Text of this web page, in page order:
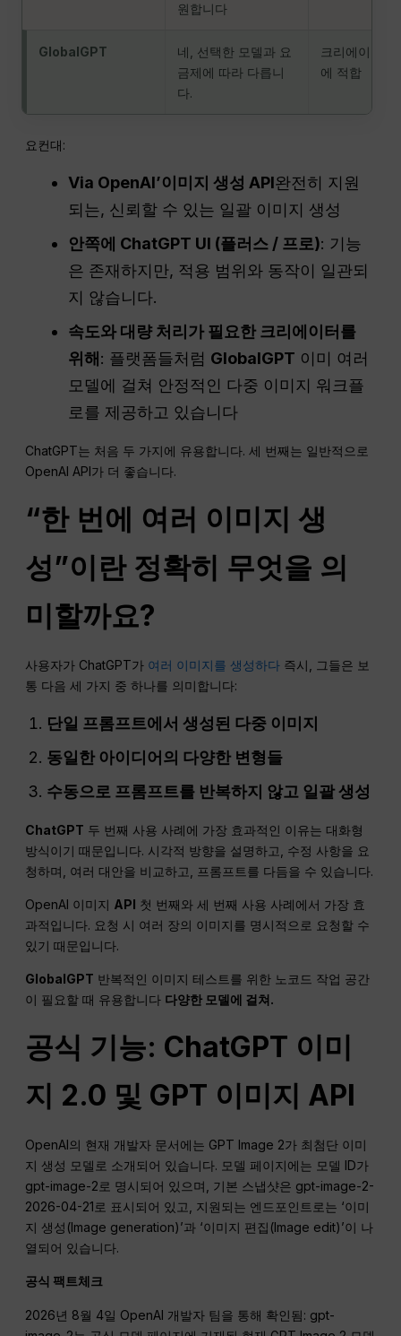
원합니다
GlobalGPT
네, 선택한 모델과 요
금제에 따라 다릅니
다.
크리에이터
에 적합
요컨대:
Via OpenAI’이미지 생성 API완전히 지원
되는, 신뢰할 수 있는 일괄 이미지 생성
안쪽에 ChatGPT UI (플러스 / 프로): 기능
은 존재하지만, 적용 범위와 동작이 일관되
지 않습니다.
속도와 대량 처리가 필요한 크리에이터를
위해 : 플랫폼들처럼 GlobalGPT 이미 여러
모델에 걸쳐 안정적인 다중 이미지 워크플
로를 제공하고 있습니다
ChatGPT는 처음 두 가지에 유용합니다. 세 번째는 일반적으로
OpenAI API가 더 좋습니다.
“한 번에 여러 이미지 생
성”이란 정확히 무엇을 의
미할까요?
사용자가 ChatGPT가 여러 이미지를 생성하다 즉시, 그들은 보
통 다음 세 가지 중 하나를 의미합니다:
단일 프롬프트에서 생성된 다중 이미지
동일한 아이디어의 다양한 변형들
수동으로 프롬프트를 반복하지 않고 일괄 생성
ChatGPT 두 번째 사용 사례에 가장 효과적인 이유는 대화형
방식이기 때문입니다. 시각적 방향을 설명하고, 수정 사항을 요
청하며, 여러 대안을 비교하고, 프롬프트를 다듬을 수 있습니다.
OpenAI 이미지 API 첫 번째와 세 번째 사용 사례에서 가장 효
과적입니다. 요청 시 여러 장의 이미지를 명시적으로 요청할 수
있기 때문입니다.
GlobalGPT 반복적인 이미지 테스트를 위한 노코드 작업 공간
이 필요할 때 유용합니다 다양한 모델에 걸쳐.
공식 기능: ChatGPT 이미
지 2.0 및 GPT 이미지 API
OpenAI의 현재 개발자 문서에는 GPT Image 2가 최첨단 이미
지 생성 모델로 소개되어 있습니다. 모델 페이지에는 모델 ID가
gpt-image-2로 명시되어 있으며, 기본 스냅샷은 gpt-image-2-
2026-04-21로 표시되어 있고, 지원되는 엔드포인트로는 ‘이미
지 생성(Image generation)’과 ‘이미지 편집(Image edit)’이 나
열되어 있습니다.
공식 팩트체크
2026년 8월 4일 OpenAI 개발자 팀을 통해 확인됨: gpt-